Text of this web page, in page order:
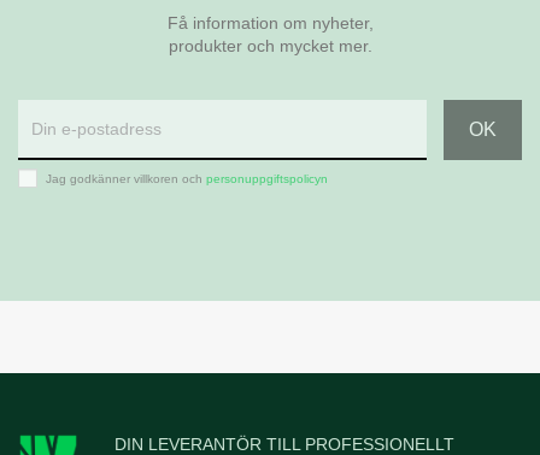
Få information om nyheter,
produkter och mycket mer.
Jag godkänner villkoren och personuppgiftspolicyn
DIN LEVERANTÖR TILL PROFESSIONELLT